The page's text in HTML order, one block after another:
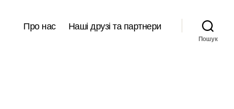
Про нас Наші друзі та партнери
Пошук